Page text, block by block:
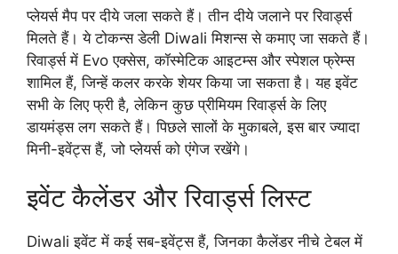
प्लेयर्स मैप पर दीये जला सकते हैं। तीन दीये जलाने पर रिवार्ड्स
मिलते हैं। ये टोकन्स डेली Diwali मिशन्स से कमाए जा सकते हैं।
रिवार्ड्स में Evo एक्सेस, कॉस्मेटिक आइटम्स और स्पेशल फ्रेम्स
शामिल हैं, जिन्हें कलर करके शेयर किया जा सकता है। यह इवेंट
सभी के लिए फ्री है, लेकिन कुछ प्रीमियम रिवार्ड्स के लिए
डायमंड्स लग सकते हैं। पिछले सालों के मुकाबले, इस बार ज्यादा
मिनी-इवेंट्स हैं, जो प्लेयर्स को एंगेज रखेंगे।
इवेंट कैलेंडर और रिवार्ड्स लिस्ट
Diwali इवेंट में कई सब-इवेंट्स हैं, जिनका कैलेंडर नीचे टेबल में